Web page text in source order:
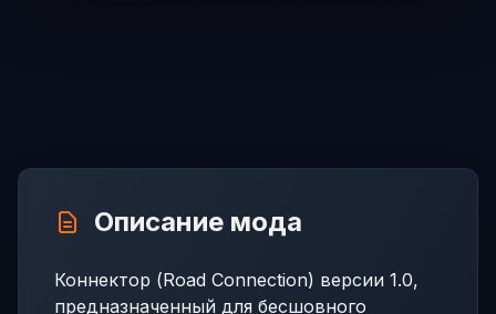
Описание мода
Коннектор (Road Connection) версии 1.0,
предназначенный для бесшовного